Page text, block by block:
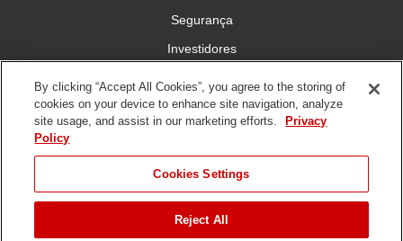
Segurança
Investidores
Conecte-se connosco
By clicking “Accept All Cookies”, you agree to the storing of
cookies on your device to enhance site navigation, analyze
site usage, and assist in our marketing efforts.
Privacy
Policy
Cookies Settings
Reject All